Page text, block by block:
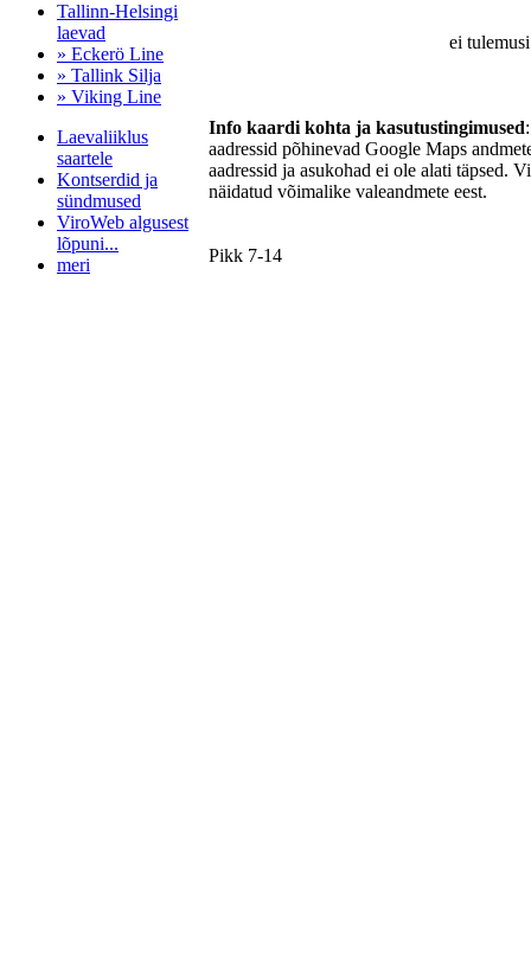
Tallinn-Helsingi
laevad
» Eckerö Line
» Tallink Silja
» Viking Line
Laevaliiklus
saartele
Kontserdid ja
sündmused
ViroWeb algusest
lõpuni...
meri
ei
Info kaardi kohta ja kasutustingimused
aadressid põhinevad Google Maps
aadressid ja asukohad ei ole alati täpsed.
näidatud võimalike valeandmete eest.
Pikk 7-14